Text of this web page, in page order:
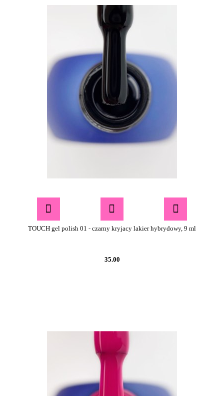
TOUCH gel polish 01 - czarny kryjacy lakier hybrydowy, 9 ml
35.00